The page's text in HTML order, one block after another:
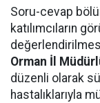
Soru-cevap
katılımcıların
Orman İl
düzenli olarak
hastalıklarıyla